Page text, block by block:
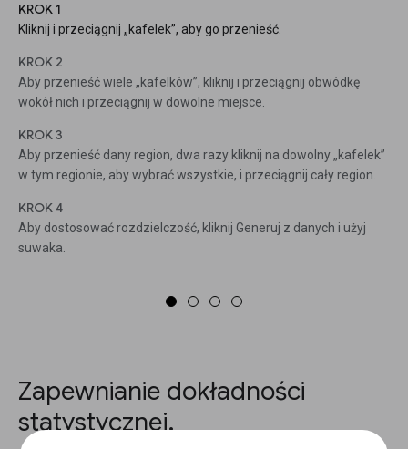
KROK 1
Kliknij i przeciągnij „kafelek”, aby go przenieść.
KROK 2
Aby przenieść wiele „kafelków”, kliknij i przeciągnij obwódkę
wokół nich i przeciągnij w dowolne miejsce.
KROK 3
Aby przenieść dany region, dwa razy kliknij na dowolny „kafelek”
w tym regionie, aby wybrać wszystkie, i przeciągnij cały region.
KROK 4
Aby dostosować rozdzielczość, kliknij Generuj z danych i użyj
suwaka.
Zapewnianie dokładności
statystycznej.